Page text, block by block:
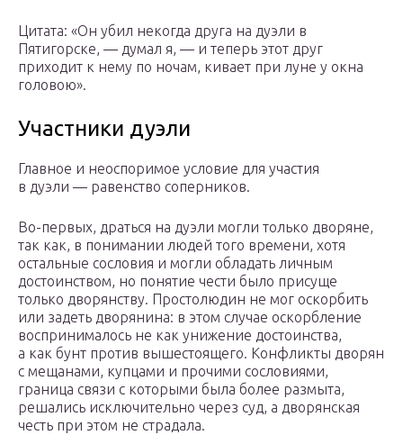
Цитата: «Он убил некогда друга на дуэли в
Пятигорске, — думал я, — и теперь этот друг
приходит к нему по ночам, кивает при луне у окна
головою».
Участники дуэли
Главное и неоспоримое условие для участия
в дуэли — равенство соперников.
Во-первых, драться на дуэли могли только дворяне,
так как, в понимании людей того времени, хотя
остальные сословия и могли обладать личным
достоинством, но понятие чести было присуще
только дворянству. Простолюдин не мог оскорбить
или задеть дворянина: в этом случае оскорбление
воспринималось не как унижение достоинства,
а как бунт против вышестоящего. Конфликты дворян
с мещанами, купцами и прочими сословиями,
граница связи с которыми была более размыта,
решались исключительно через суд, а дворянская
честь при этом не страдала.